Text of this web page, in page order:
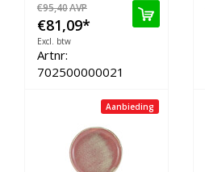
€95,40AVP
€81,09*
Excl. btw
Artnr:
702500000021
Aanbieding